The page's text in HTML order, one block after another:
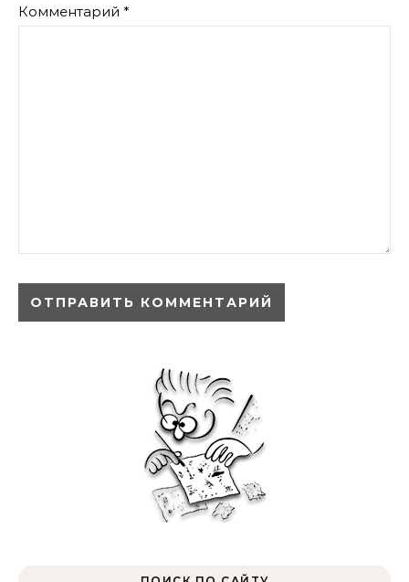
Комментарий *